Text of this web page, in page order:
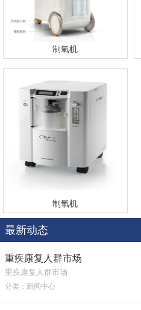
制氧机
制氧机
最新动态
重疾康复人群市场
重疾康复人群市场
分类：新闻中心